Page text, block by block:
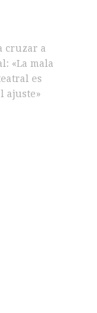
cruzar a
«La mala
es
ajuste»